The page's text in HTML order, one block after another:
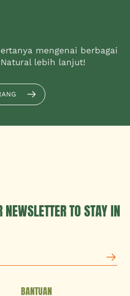
mengenai berbagai
lebih lanjut!
NEWSLETTER TO STAY IN
BANTUAN